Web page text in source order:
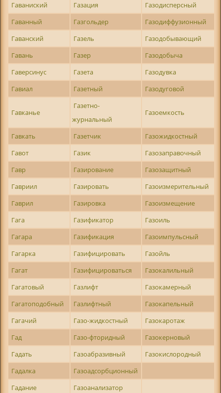
Гаваниский
Газация
Газодисперсный
Гаванный
Газгольдер
Газодиффузионный
Гаванский
Газель
Газодобывающий
Гавань
Газер
Газодобыча
Гаверсинус
Газета
Газодувка
Гавиал
Газетный Газодуговой
Гавканье
Газетно-
журнальный
Газоемкость
Гавкать Газетчик
Газожидкостный
Гавот
Газик
Газозаправочный
Гавр
Газирование
Газозащитный
Гавриил
Газировать
Газоизмерительный
Гаврил
Газировка
Газоизмещение
Гага
Газификатор
Газоиль
Гагара
Газификация
Газоимпульсный
Гагарка
Газифицировать
Газойль
Гагат
Газифицироваться
Газокалильный
Гагатовый
Газлифт
Газокамерный
Гагатоподобный
Газлифтный
Газокапельный
Гагачий
Газо-жидкостный
Газокаротаж
Гад
Газо-фторидный
Газокерновый
Гадать
Газоабразивный
Газокислородный
Гадалка
Газоадсорбционный
Гадание
Газоанализатор